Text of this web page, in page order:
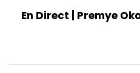
En Direct | Premye